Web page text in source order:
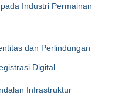
Industri Permainan
dan Perlindungan
Digital
Infrastruktur